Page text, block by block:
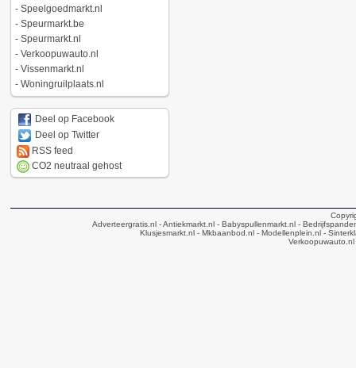
- Speelgoedmarkt.nl
- Speurmarkt.be
- Speurmarkt.nl
- Verkoopuwauto.nl
- Vissenmarkt.nl
- Woningruilplaats.nl
Deel op Facebook
Deel op Twitter
RSS feed
CO2 neutraal gehost
Adverteergratis.nl- Antiekmarkt.nl- Babyspullenmarkt.nl-
Klusjesmarkt.nl- Mkbaanbod.nl- Modellenplein.nl-
Verkoopuwauto.nl